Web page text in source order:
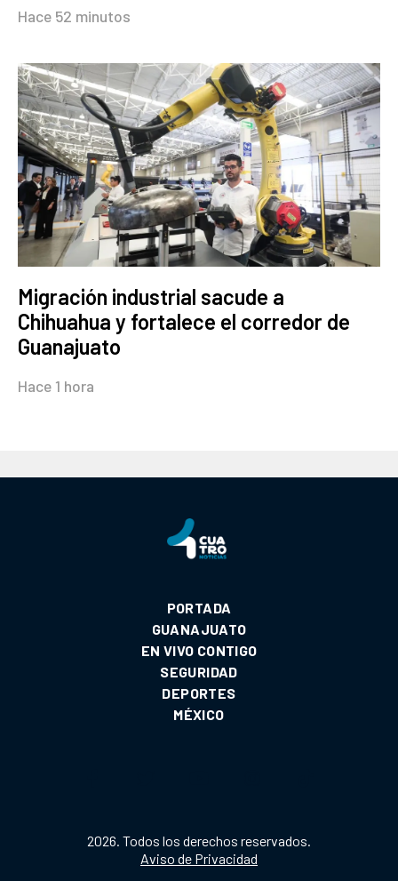
Hace 52 minutos
Migración industrial sacude a
Chihuahua y fortalece el corredor de
Guanajuato
Hace 1 hora
PORTADA
GUANAJUATO
EN VIVO CONTIGO
SEGURIDAD
DEPORTES
MÉXICO
2026. Todos los derechos reservados.
Aviso de Privacidad